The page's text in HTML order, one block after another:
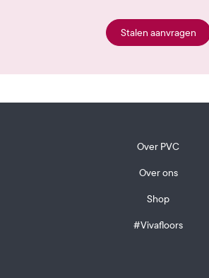
Stalen aanvragen
Over PVC
Over ons
Shop
#Vivafloors